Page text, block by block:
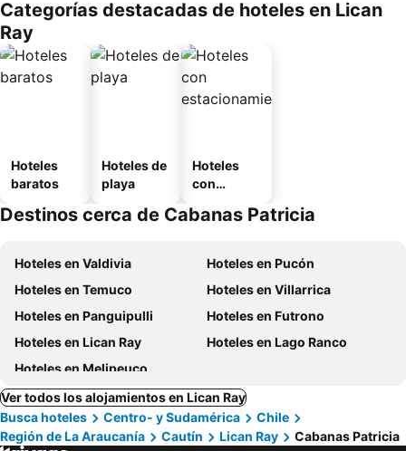
o
Categorías destacadas de hoteles en Lican
Ray
Hoteles
baratos
Hoteles de
playa
Hoteles
con
miento
Destinos cerca de Cabanas Patricia
Hoteles en Valdivia
Hoteles en Pucón
Hoteles en Temuco
Hoteles en Villarrica
Hoteles en Panguipulli
Hoteles en Futrono
Hoteles en Lican Ray
Hoteles en Lago Ranco
Hoteles en Melipeuco
Ver todos los alojamientos en Lican Ray
Busca hoteles
Centro- y Sudamérica
Chile
Región de La Araucanía
Cautín Lican Ray Cabanas Patricia